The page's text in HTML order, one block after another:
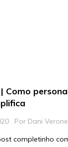
| Como
. Por Dani
completinho